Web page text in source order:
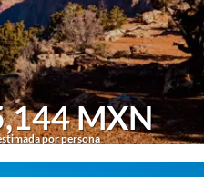
MXN
por persona
See